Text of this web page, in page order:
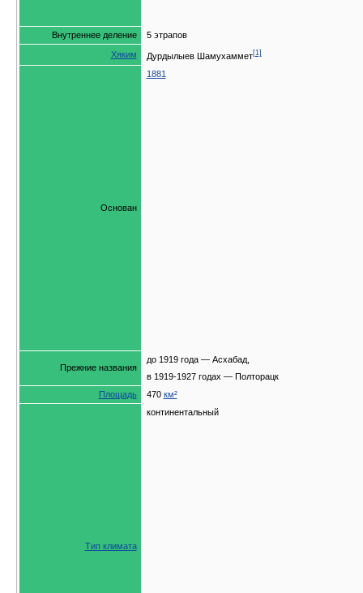
Внутреннее деление
5 этрапов
Хяким
Дурдылыев Шамухаммет[1]
Основан
1881
Прежние названия
до 1919 года — Асхабад,
в 1919-1927 годах — Полторацк
Площадь
470 км²
Тип климата
континентальный